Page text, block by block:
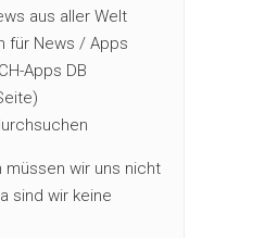
aus aller Welt
für News / Apps
Apps DB
müssen wir uns nicht
sind wir keine